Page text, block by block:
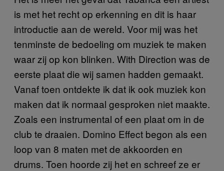
is met het recht op erkenning en dit is haar
introductie aan de wereld. Voor mij was het
tenminste de bedoeling om muziek te maken
waar zij op kon blinken. With Direction was de
eerste plaat die wij samen hadden gemaakt.
Vanaf toen ontdekte ik dat ik ook muziek kon
maken dat ik normaal gesproken niet maakte.
Zoals een instrumental of een plaat om in de
club te draaien. Domino Effect begon als een
loop van 8 maten met de akkoorden en
drums. Toen hoorde zij het en schreef ze er